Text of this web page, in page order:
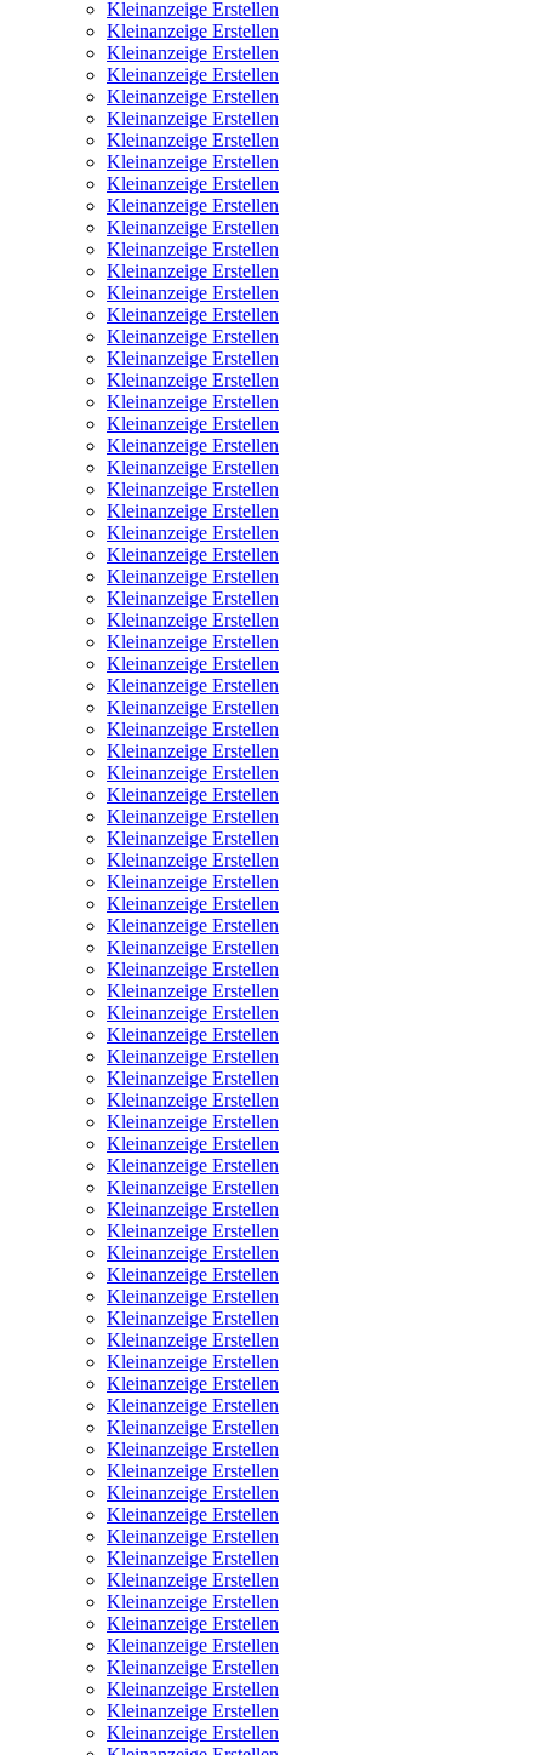
Kleinanzeige Erstellen
Kleinanzeige Erstellen
Kleinanzeige Erstellen
Kleinanzeige Erstellen
Kleinanzeige Erstellen
Kleinanzeige Erstellen
Kleinanzeige Erstellen
Kleinanzeige Erstellen
Kleinanzeige Erstellen
Kleinanzeige Erstellen
Kleinanzeige Erstellen
Kleinanzeige Erstellen
Kleinanzeige Erstellen
Kleinanzeige Erstellen
Kleinanzeige Erstellen
Kleinanzeige Erstellen
Kleinanzeige Erstellen
Kleinanzeige Erstellen
Kleinanzeige Erstellen
Kleinanzeige Erstellen
Kleinanzeige Erstellen
Kleinanzeige Erstellen
Kleinanzeige Erstellen
Kleinanzeige Erstellen
Kleinanzeige Erstellen
Kleinanzeige Erstellen
Kleinanzeige Erstellen
Kleinanzeige Erstellen
Kleinanzeige Erstellen
Kleinanzeige Erstellen
Kleinanzeige Erstellen
Kleinanzeige Erstellen
Kleinanzeige Erstellen
Kleinanzeige Erstellen
Kleinanzeige Erstellen
Kleinanzeige Erstellen
Kleinanzeige Erstellen
Kleinanzeige Erstellen
Kleinanzeige Erstellen
Kleinanzeige Erstellen
Kleinanzeige Erstellen
Kleinanzeige Erstellen
Kleinanzeige Erstellen
Kleinanzeige Erstellen
Kleinanzeige Erstellen
Kleinanzeige Erstellen
Kleinanzeige Erstellen
Kleinanzeige Erstellen
Kleinanzeige Erstellen
Kleinanzeige Erstellen
Kleinanzeige Erstellen
Kleinanzeige Erstellen
Kleinanzeige Erstellen
Kleinanzeige Erstellen
Kleinanzeige Erstellen
Kleinanzeige Erstellen
Kleinanzeige Erstellen
Kleinanzeige Erstellen
Kleinanzeige Erstellen
Kleinanzeige Erstellen
Kleinanzeige Erstellen
Kleinanzeige Erstellen
Kleinanzeige Erstellen
Kleinanzeige Erstellen
Kleinanzeige Erstellen
Kleinanzeige Erstellen
Kleinanzeige Erstellen
Kleinanzeige Erstellen
Kleinanzeige Erstellen
Kleinanzeige Erstellen
Kleinanzeige Erstellen
Kleinanzeige Erstellen
Kleinanzeige Erstellen
Kleinanzeige Erstellen
Kleinanzeige Erstellen
Kleinanzeige Erstellen
Kleinanzeige Erstellen
Kleinanzeige Erstellen
Kleinanzeige Erstellen
Kleinanzeige Erstellen